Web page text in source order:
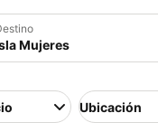
Ubicación